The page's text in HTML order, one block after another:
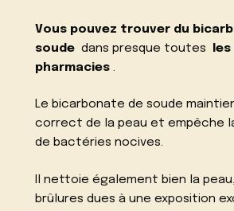
Vous pouvez trouver du
soude dans presque toutes
pharmacies .
Le bicarbonate de soude
correct de la peau et empêche
de bactéries nocives.
Il nettoie également bien la
brûlures dues à une exposition